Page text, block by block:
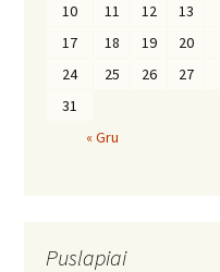
10
11 12 13
17
18 19 20
24
25 26 27
31
« Gru
Puslapiai